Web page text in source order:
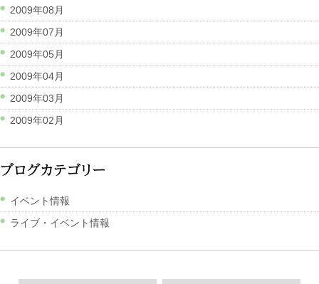
2009年08月
2009年07月
2009年05月
2009年04月
2009年03月
2009年02月
イベント情報
ライブ・イベント情報